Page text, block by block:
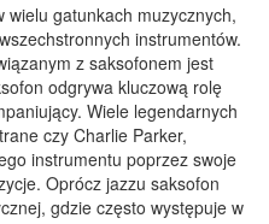
wielu gatunkach muzycznych,
instrumentów.
z saksofonem jest
odgrywa kluczową rolę
Wiele legendarnych
czy Charlie Parker,
instrumentu poprzez swoje
Oprócz jazzu saksofon
gdzie często występuje w